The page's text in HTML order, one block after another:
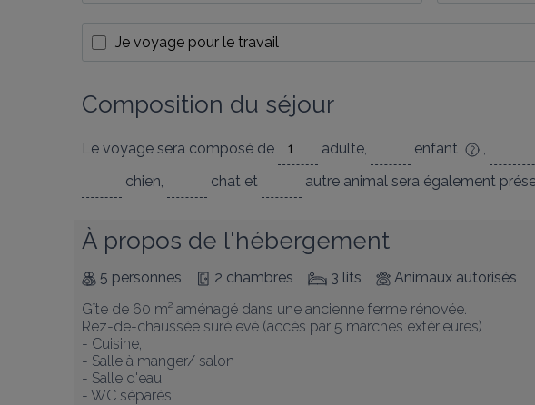
Je voyage pour le travail
Composition du séjour
Le voyage sera composé de adulte, enfant ,
chien, chat et autre animal sera également
À propos de l'hébergement
5 personnes 2 chambres 3 lits
Animaux autorisés
Gîte de 60 m² aménagé dans une ancienne ferme rénovée.
Rez-de-chaussée surélevé (accès par 5 marches extérieures)
- Cuisine,
- Salle à manger/ salon
- Salle d'eau.
- WC séparés.